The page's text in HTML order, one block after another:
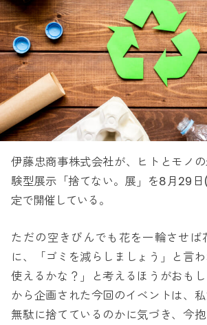
伊藤忠商事株式会社が、ヒトとモノ
験型展示「捨てない。展」を8月29
定で開催している。
ただの空きびんでも花を一輪させば
に、「ゴミを減らしましょう」と言
使えるかな？」と考えるほうがおも
から企画された今回のイベントは、
無駄に捨てているのかに気づき、今